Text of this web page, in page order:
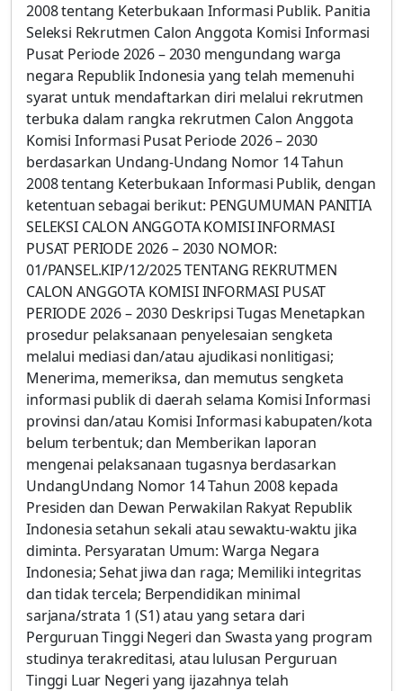
2008 tentang Keterbukaan Informasi Publik. Panitia
Seleksi Rekrutmen Calon Anggota Komisi Informasi
Pusat Periode 2026 – 2030 mengundang warga
negara Republik Indonesia yang telah memenuhi
syarat untuk mendaftarkan diri melalui rekrutmen
terbuka dalam rangka rekrutmen Calon Anggota
Komisi Informasi Pusat Periode 2026 – 2030
berdasarkan Undang-Undang Nomor 14 Tahun
2008 tentang Keterbukaan Informasi Publik, dengan
ketentuan sebagai berikut: PENGUMUMAN PANITIA
SELEKSI CALON ANGGOTA KOMISI INFORMASI
PUSAT PERIODE 2026 – 2030 NOMOR:
01/PANSEL.KIP/12/2025 TENTANG REKRUTMEN
CALON ANGGOTA KOMISI INFORMASI PUSAT
PERIODE 2026 – 2030 Deskripsi Tugas Menetapkan
prosedur pelaksanaan penyelesaian sengketa
melalui mediasi dan/atau ajudikasi nonlitigasi;
Menerima, memeriksa, dan memutus sengketa
informasi publik di daerah selama Komisi Informasi
provinsi dan/atau Komisi Informasi kabupaten/kota
belum terbentuk; dan Memberikan laporan
mengenai pelaksanaan tugasnya berdasarkan
UndangUndang Nomor 14 Tahun 2008 kepada
Presiden dan Dewan Perwakilan Rakyat Republik
Indonesia setahun sekali atau sewaktu-waktu jika
diminta. Persyaratan Umum: Warga Negara
Indonesia; Sehat jiwa dan raga; Memiliki integritas
dan tidak tercela; Berpendidikan minimal
sarjana/strata 1 (S1) atau yang setara dari
Perguruan Tinggi Negeri dan Swasta yang program
studinya terakreditasi, atau lulusan Perguruan
Tinggi Luar Negeri yang ijazahnya telah